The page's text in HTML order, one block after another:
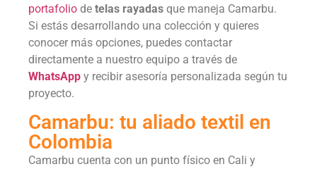
portafolio de telas rayadas que maneja Camarbu.
Si estás desarrollando una colección y quieres
conocer más opciones, puedes contactar
directamente a nuestro equipo a través de
WhatsApp y recibir asesoría personalizada según tu
proyecto.
Camarbu: tu aliado textil en
Colombia
Camarbu cuenta con un punto físico en Cali y